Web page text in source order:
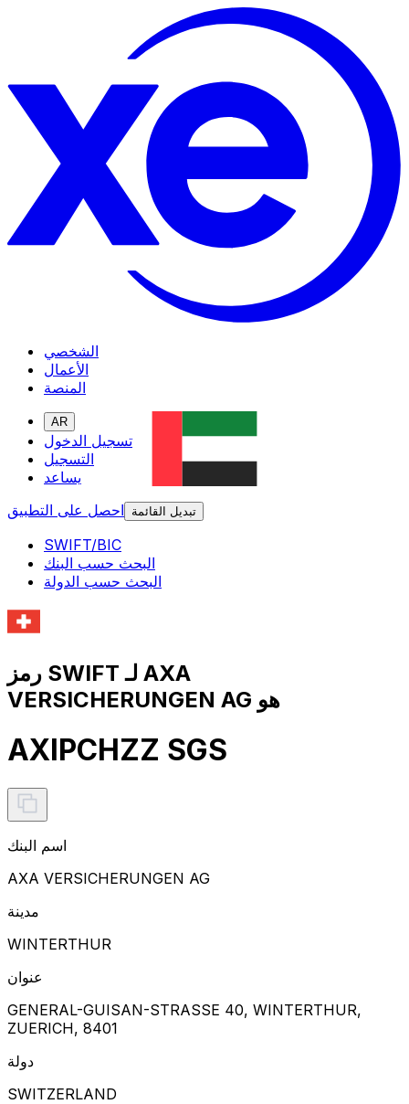
الشخصي
الأعمال
المنصة
AR
تسجيل الدخول
التسجيل
يساعد
احصل على التطبيق
تبديل القائمة
SWIFT/BIC
البحث حسب البنك
البحث حسب الدولة
رمز SWIFT لـ AXA
VERSICHERUNGEN AG هو
AXIPCHZZ SGS
اسم البنك
AXA VERSICHERUNGEN AG
مدينة
WINTERTHUR
عنوان
GENERAL-GUISAN-STRASSE 40, WINTERTHUR,
ZUERICH, 8401
دولة
SWITZERLAND